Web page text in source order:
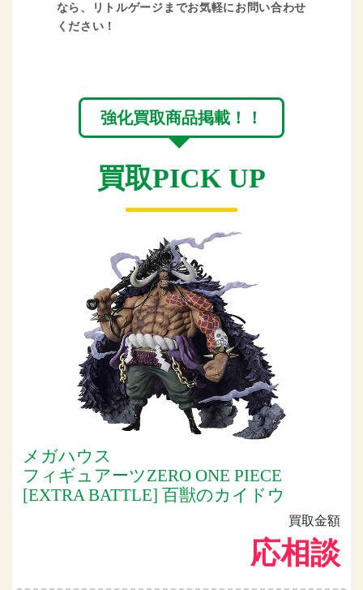
なら、リトルゲージまでお気軽にお問い合わせ
ください！
強化買取商品掲載！！
買取PICK UP
メガハウス
フィギュアーツZERO ONE PIECE
[EXTRA BATTLE] 百獣のカイドウ
買取金額
応相談